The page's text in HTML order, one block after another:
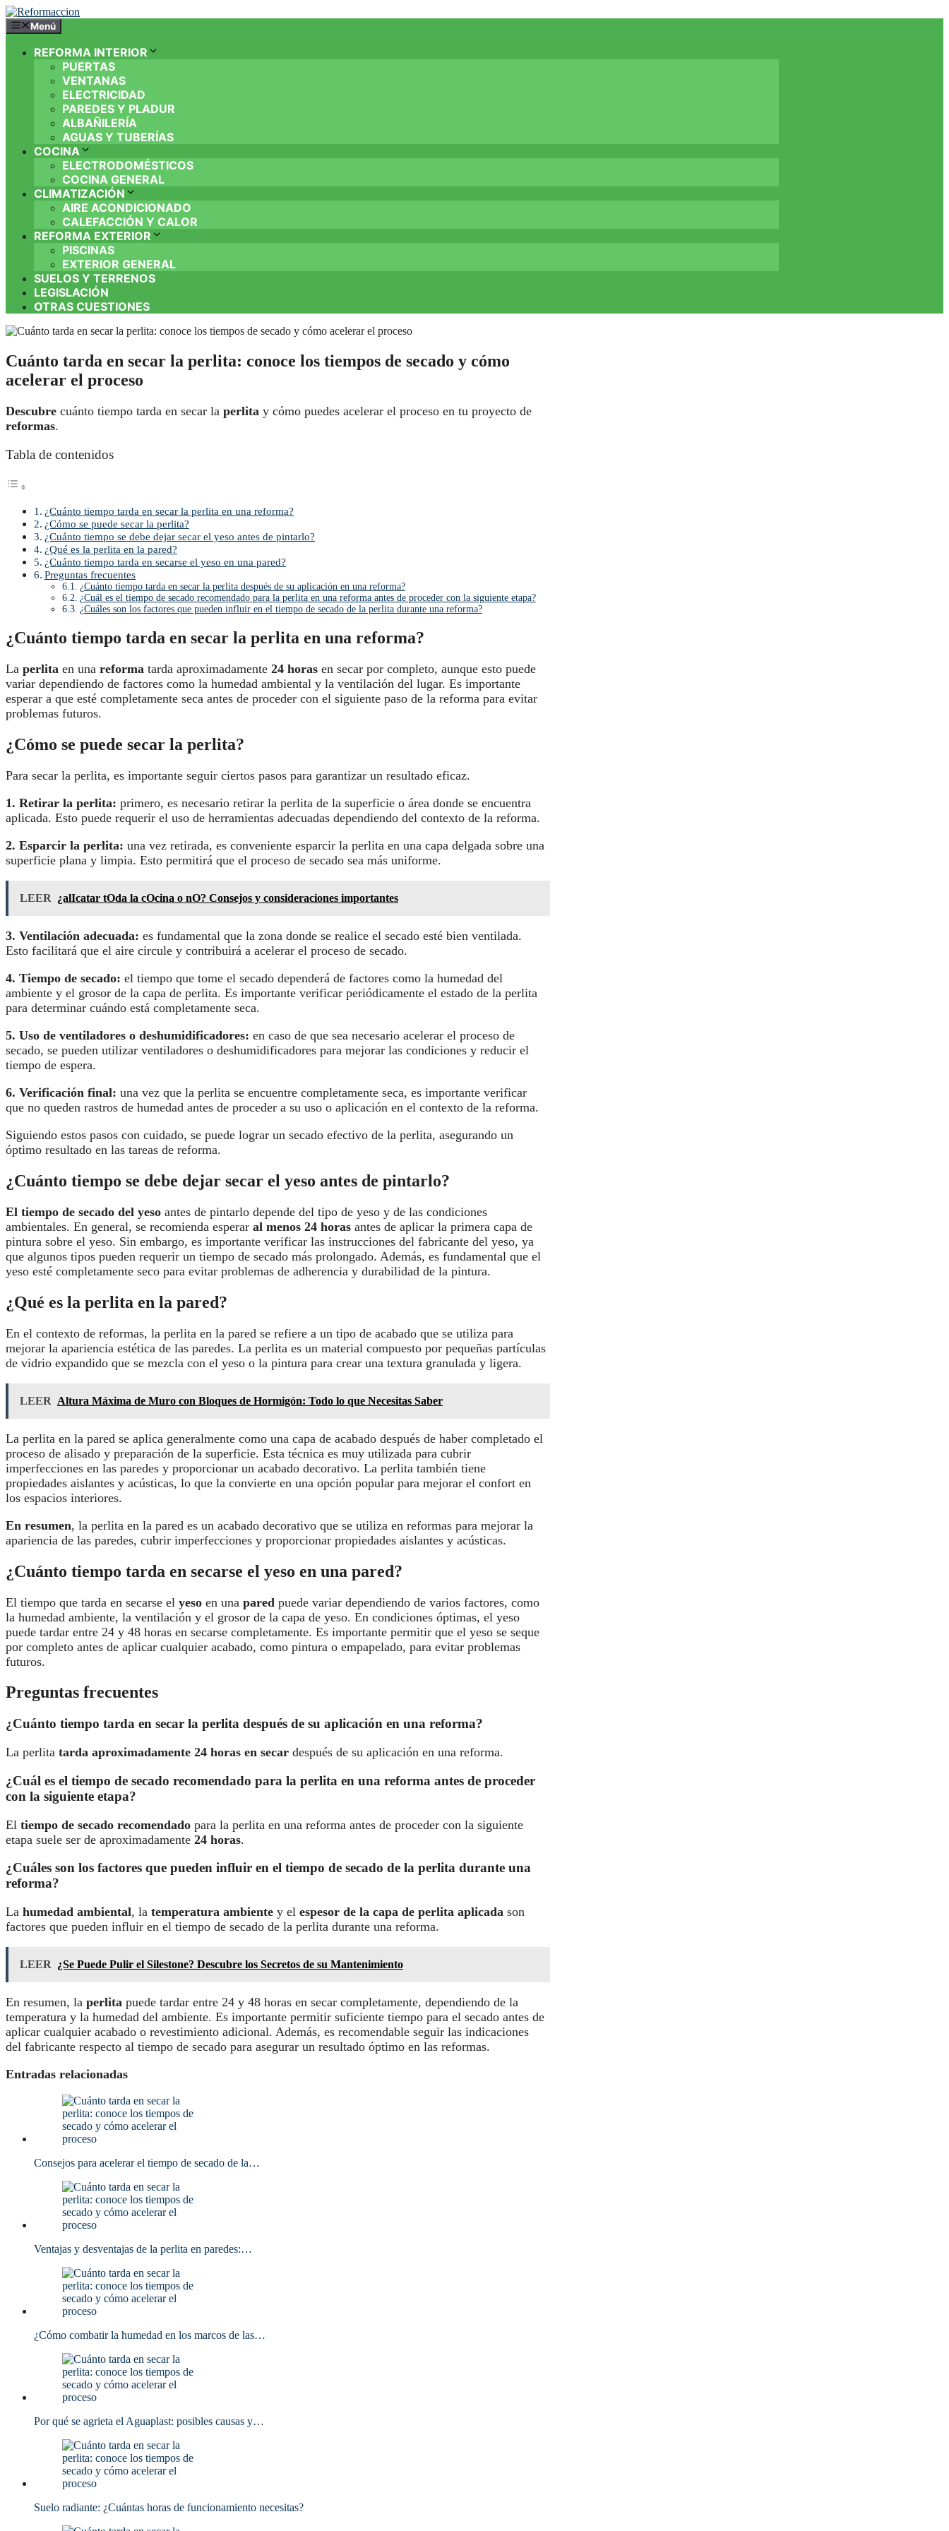
Saltar
al
contenido
Menú
REFORMA INTERIOR
PUERTAS
VENTANAS
ELECTRICIDAD
PAREDES Y PLADUR
ALBAÑILERÍA
AGUAS Y TUBERÍAS
COCINA
ELECTRODOMÉSTICOS
COCINA GENERAL
CLIMATIZACIÓN
AIRE ACONDICIONADO
CALEFACCIÓN Y CALOR
REFORMA EXTERIOR
PISCINAS
EXTERIOR GENERAL
SUELOS Y TERRENOS
LEGISLACIÓN
OTRAS CUESTIONES
Cuánto tarda en secar la perlita: conoce los tiempos de secado y cómo
acelerar el proceso
Descubre cuánto tiempo tarda en secar la perlita y cómo puedes acelerar el proceso en tu proyecto de
reformas.
Tabla de contenidos
¿Cuánto tiempo tarda en secar la perlita en una reforma?
¿Cómo se puede secar la perlita?
¿Cuánto tiempo se debe dejar secar el yeso antes de pintarlo?
¿Qué es la perlita en la pared?
¿Cuánto tiempo tarda en secarse el yeso en una pared?
Preguntas frecuentes
¿Cuánto tiempo tarda en secar la perlita después de su aplicación en una reforma?
¿Cuál es el tiempo de secado recomendado para la perlita en una reforma antes de proceder con la siguiente etapa?
¿Cuáles son los factores que pueden influir en el tiempo de secado de la perlita durante una reforma?
¿Cuánto tiempo tarda en secar la perlita en una reforma?
La perlita en una reforma tarda aproximadamente 24 horas en secar por completo, aunque esto puede
variar dependiendo de factores como la humedad ambiental y la ventilación del lugar. Es importante
esperar a que esté completamente seca antes de proceder con el siguiente paso de la reforma para evitar
problemas futuros.
¿Cómo se puede secar la perlita?
Para secar la perlita, es importante seguir ciertos pasos para garantizar un resultado eficaz.
1. Retirar la perlita: primero, es necesario retirar la perlita de la superficie o área donde se encuentra
aplicada. Esto puede requerir el uso de herramientas adecuadas dependiendo del contexto de la reforma.
2. Esparcir la perlita: una vez retirada, es conveniente esparcir la perlita en una capa delgada sobre una
superficie plana y limpia. Esto permitirá que el proceso de secado sea más uniforme.
LEER ¿alIcatar tOda la cOcina o nO? Consejos y consideraciones importantes
3. Ventilación adecuada: es fundamental que la zona donde se realice el secado esté bien ventilada.
Esto facilitará que el aire circule y contribuirá a acelerar el proceso de secado.
4. Tiempo de secado: el tiempo que tome el secado dependerá de factores como la humedad del
ambiente y el grosor de la capa de perlita. Es importante verificar periódicamente el estado de la perlita
para determinar cuándo está completamente seca.
5. Uso de ventiladores o deshumidificadores: en caso de que sea necesario acelerar el proceso de
secado, se pueden utilizar ventiladores o deshumidificadores para mejorar las condiciones y reducir el
tiempo de espera.
6. Verificación final: una vez que la perlita se encuentre completamente seca, es importante verificar
que no queden rastros de humedad antes de proceder a su uso o aplicación en el contexto de la reforma.
Siguiendo estos pasos con cuidado, se puede lograr un secado efectivo de la perlita, asegurando un
óptimo resultado en las tareas de reforma.
¿Cuánto tiempo se debe dejar secar el yeso antes de pintarlo?
El tiempo de secado del yeso antes de pintarlo depende del tipo de yeso y de las condiciones
ambientales. En general, se recomienda esperar al menos 24 horas antes de aplicar la primera capa de
pintura sobre el yeso. Sin embargo, es importante verificar las instrucciones del fabricante del yeso, ya
que algunos tipos pueden requerir un tiempo de secado más prolongado. Además, es fundamental que el
yeso esté completamente seco para evitar problemas de adherencia y durabilidad de la pintura.
¿Qué es la perlita en la pared?
En el contexto de reformas, la perlita en la pared se refiere a un tipo de acabado que se utiliza para
mejorar la apariencia estética de las paredes. La perlita es un material compuesto por pequeñas partículas
de vidrio expandido que se mezcla con el yeso o la pintura para crear una textura granulada y ligera.
LEER Altura Máxima de Muro con Bloques de Hormigón: Todo lo que Necesitas Saber
La perlita en la pared se aplica generalmente como una capa de acabado después de haber completado el
proceso de alisado y preparación de la superficie. Esta técnica es muy utilizada para cubrir
imperfecciones en las paredes y proporcionar un acabado decorativo. La perlita también tiene
propiedades aislantes y acústicas, lo que la convierte en una opción popular para mejorar el confort en
los espacios interiores.
En resumen, la perlita en la pared es un acabado decorativo que se utiliza en reformas para mejorar la
apariencia de las paredes, cubrir imperfecciones y proporcionar propiedades aislantes y acústicas.
¿Cuánto tiempo tarda en secarse el yeso en una pared?
El tiempo que tarda en secarse el yeso en una pared puede variar dependiendo de varios factores, como
la humedad ambiente, la ventilación y el grosor de la capa de yeso. En condiciones óptimas, el yeso
puede tardar entre 24 y 48 horas en secarse completamente. Es importante permitir que el yeso se seque
por completo antes de aplicar cualquier acabado, como pintura o empapelado, para evitar problemas
futuros.
Preguntas frecuentes
¿Cuánto tiempo tarda en secar la perlita después de su aplicación en una reforma?
La perlita tarda aproximadamente 24 horas en secar después de su aplicación en una reforma.
¿Cuál es el tiempo de secado recomendado para la perlita en una reforma antes de proceder
con la siguiente etapa?
El tiempo de secado recomendado para la perlita en una reforma antes de proceder con la siguiente
etapa suele ser de aproximadamente 24 horas.
¿Cuáles son los factores que pueden influir en el tiempo de secado de la perlita durante una
reforma?
La humedad ambiental, la temperatura ambiente y el espesor de la capa de perlita aplicada son
factores que pueden influir en el tiempo de secado de la perlita durante una reforma.
LEER ¿Se Puede Pulir el Silestone? Descubre los Secretos de su Mantenimiento
En resumen, la perlita puede tardar entre 24 y 48 horas en secar completamente, dependiendo de la
temperatura y la humedad del ambiente. Es importante permitir suficiente tiempo para el secado antes de
aplicar cualquier acabado o revestimiento adicional. Además, es recomendable seguir las indicaciones
del fabricante respecto al tiempo de secado para asegurar un resultado óptimo en las reformas.
Entradas relacionadas
Consejos para acelerar el tiempo de secado de la…
Ventajas y desventajas de la perlita en paredes:…
¿Cómo combatir la humedad en los marcos de las…
Por qué se agrieta el Aguaplast: posibles causas y…
Suelo radiante: ¿Cuántas horas de funcionamiento necesitas?